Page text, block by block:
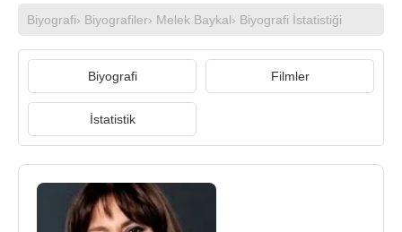
Biyografi› Biyografiler› Melek Baykal› Biyografi İstatistiği
Biyografi Filmler
İstatistik